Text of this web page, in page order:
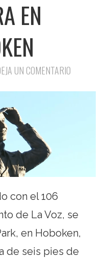
EN
UN COMENTARIO
con el 106
de La Voz, se
en Hoboken,
de seis pies de